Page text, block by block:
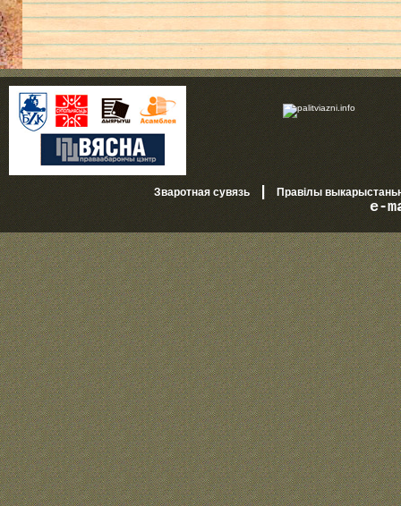
Зваротная сувязь|Правілы
e-